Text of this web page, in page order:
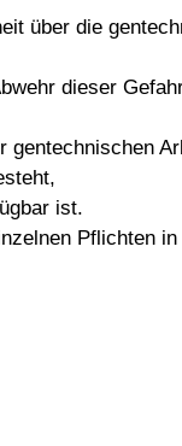
über die
dieser
gentechnischen
ist.
Pflichten